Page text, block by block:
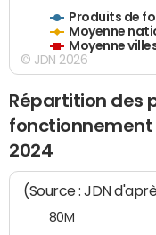
Produits de
Moyenne
Moyenne
© JDN 2026
Répartition des
fonctionnement
2024
(Source : JDN
80M